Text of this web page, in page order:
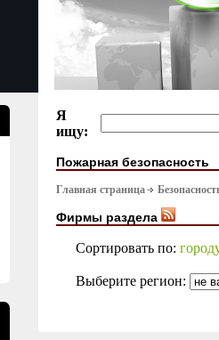
Я
ищу:
Пожарная безопасность
Главная страница
Фирмы раздела
Сортировать по:
Выберите регион: